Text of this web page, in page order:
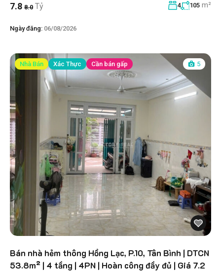
7.8 8.0 Tỷ 4 105 m²
Ngày đăng: 06/08/2026
Nhà Bán Xác Thực Cần bán gấp 5
Bán nhà hẻm thông Hồng Lạc, P.10, Tân Bình | DTCN
53.8m² | 4 tầng | 4PN | Hoàn công đầy đủ | Giá 7.2